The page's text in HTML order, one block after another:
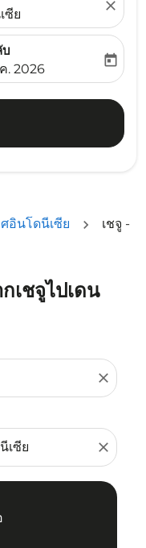
ซีย
close
labelreturn-date-
. 2026
today
อินโดนีเซีย
เชจู -
เชจูไปเดน
close
close
และ/หรือปลายทาง) หรื